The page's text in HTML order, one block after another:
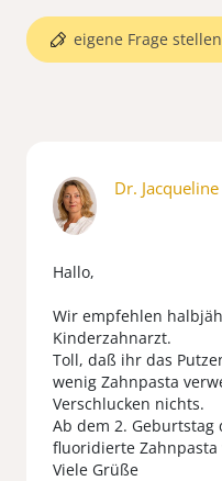
eigene Frage stellen
Dr. Jacqueline
Hallo,
Wir empfehlen
Kinderzahnarzt.
Toll, daß ihr das
wenig Zahnpasta
Verschlucken nichts.
Ab dem 2.
fluoridierte Zahnpasta
Viele Grüße